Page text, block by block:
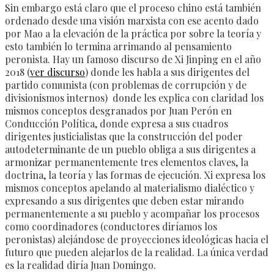
Sin embargo está claro que el proceso chino está también
ordenado desde una visión marxista con ese acento dado
por Mao a la elevación de la práctica por sobre la teoría y
esto también lo termina arrimando al pensamiento
peronista. Hay un famoso discurso de Xi Jinping en el año
2018 (ver discurso) donde les habla a sus dirigentes del
partido comunista (con problemas de corrupción y de
divisionismos internos) donde les explica con claridad los
mismos conceptos desgranados por Juan Perón en
Conducción Política, donde expresa a sus cuadros
dirigentes justicialistas que la construcción del poder
autodeterminante de un pueblo obliga a sus dirigentes a
armonizar permanentemente tres elementos claves, la
doctrina, la teoría y las formas de ejecución. Xi expresa los
mismos conceptos apelando al materialismo dialéctico y
expresando a sus dirigentes que deben estar mirando
permanentemente a su pueblo y acompañar los procesos
como coordinadores (conductores diríamos los
peronistas) alejándose de proyecciones ideológicas hacia el
futuro que pueden alejarlos de la realidad. La única verdad
es la realidad diría Juan Domingo.